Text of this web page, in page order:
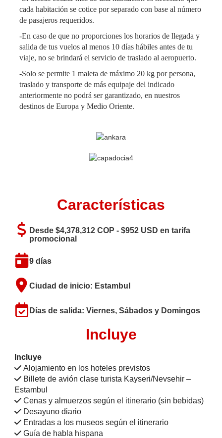
cada habitación se cotice por separado con base al número
de pasajeros requeridos.
-En caso de que no proporciones los horarios de llegada y
salida de tus vuelos al menos 10 días hábiles antes de tu
viaje, no se brindará el servicio de traslado al aeropuerto.
-Solo se permite 1 maleta de máximo 20 kg por persona,
traslado y transporte de más equipaje del indicado
anteriormente no podrá ser garantizado, en nuestros
destinos de Europa y Medio Oriente.
Características
Desde $4,378,312 COP - $952 USD en tarifa
promocional
9 días
Ciudad de inicio: Estambul
Días de salida: Viernes, Sábados y Domingos
Incluye
Incluye
Alojamiento en los hoteles previstos
Billete de avión clase turista Kayseri/Nevsehir –
Estambul
Cenas y almuerzos según el itinerario (sin bebidas)
Desayuno diario
Entradas a los museos según el itinerario
Guía de habla hispana